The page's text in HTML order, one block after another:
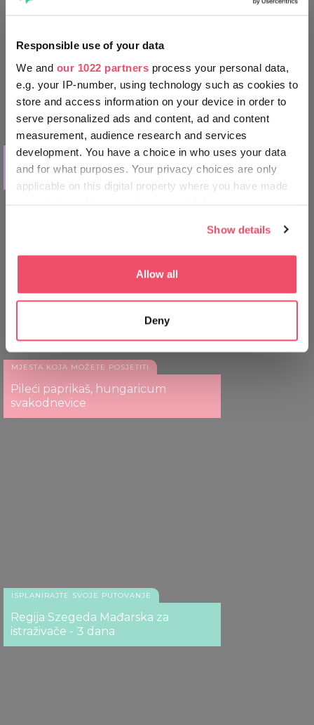
Responsible use of your data
We and our 1022 partners process your personal data,
e.g. your IP-number, using technology such as cookies to
store and access information on your device in order to
serve personalized ads and content, ad and content
measurement, audience research and services
development. You have a choice in who uses your data
and for what purposes. Your privacy choices are only
applicable on this digital property where you have made
If you allow, we would also like to:
which can be accurate to within several meters
Identify your device by actively scanning it for
specific characteristics (fingerprinting)
Find out more about how your personal data is processed
and set your preferences in thedetails section
We use cookies to personalise content and ads, to
Show details
Allow all
Deny
AKTIVNOSTI
Tokajsko vinogorje
MJESTA KOJA MOŽETE POSJETITI
Pileći paprikaš, hungaricum
svakodnevice
ISPLANIRAJTE SVOJE PUTOVANJE
Regija Szegeda Mađarska za
istraživače - 3 dana